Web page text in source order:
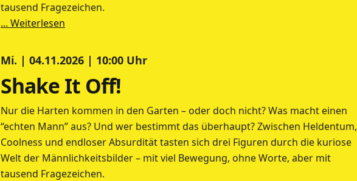
tausend Fragezeichen.
... Weiterlesen
Mi. | 04.11.2026 | 10:00 Uhr
Shake It Off!
Nur die Harten kommen in den Garten – oder doch nicht? Was macht einen
“echten Mann” aus? Und wer bestimmt das überhaupt? Zwischen Heldentum,
Coolness und endloser Absurdität tasten sich drei Figuren durch die kuriose
Welt der Männlichkeitsbilder – mit viel Bewegung, ohne Worte, aber mit
tausend Fragezeichen.